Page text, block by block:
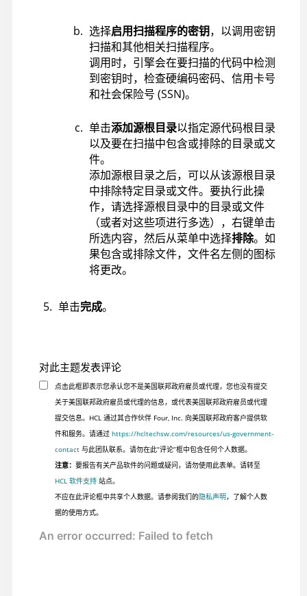
选择启用扫描程序的密钥，以调用密钥
扫描和其他相关扫描程序。
调用时，引擎会在要扫描的代码中检测
到密钥时，检查硬编码密码、信用卡号
和社会保险号 (SSN)。
单击添加源根目录以指定源代码根目录
以及要在扫描中包含或排除的目录或文
件。
添加源根目录之后，可以从该源根目录
中排除特定目录或文件。要执行此操
作，请选择源根目录中的目录或文件
（或者对这些项进行多选），右键单击
所选内容，然后从菜单中选择排除。如
果包含或排除文件，文件名左侧的图标
将更改。
单击完成。
对此主题发表评论
点击此框即表示您承认您不是美国联邦政府雇员或代理，您也没有提交
关于美国联邦政府雇员或代理的信息，或代表美国联邦政府雇员或代理
提交信息。HCL 通过其合作伙伴 Four, Inc. 向美国联邦政府客户提供软
件和服务。请通过 https://hcltechsw.com/resources/us-government-
contact与此团队联系。请勿在此“评论”框中包含任何个人数据。
注意： 要报告有关产品软件的问题或疑问，请勿使用此表单。请转至
HCL 软件支持站点。
不应在此评论框中共享个人数据。请参阅我们的隐私声明，了解个人数
据的使用方式。